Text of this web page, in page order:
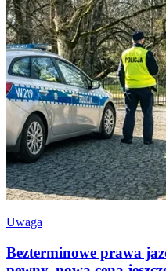
Uwaga
Bezterminowe prawa